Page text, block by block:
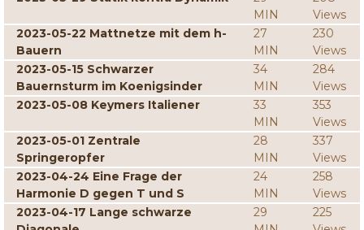
MIN
Views
2023-05-22 Mattnetze mit dem h-
Bauern
27
MIN
230
Views
2023-05-15 Schwarzer
Bauernsturm im Koenigsinder
34
MIN
284
Views
2023-05-08 Keymers Italiener
33
MIN
353
Views
2023-05-01 Zentrale
Springeropfer
28
MIN
337
Views
2023-04-24 Eine Frage der
Harmonie D gegen T und S
24
MIN
258
Views
2023-04-17 Lange schwarze
29
225